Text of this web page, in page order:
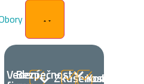
Zkušenosti
Vedení
Bezpečnost Komunikace
Rozvoj